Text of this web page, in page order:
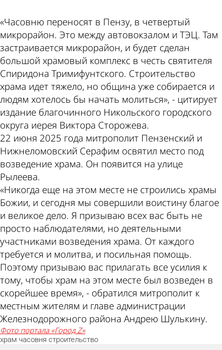
«Часовню переносят в Пензу, в четвертый
микрорайон. Это между автовокзалом и ТЭЦ. Там
застраивается микрорайон, и будет сделан
большой храмовый комплекс в честь святителя
Спиридона Тримифунтского. Строительство
храма идет тяжело, но община уже собирается и
людям хотелось бы начать молиться», - цитирует
издание благочинного Никольского городского
округа иерея Виктора Сторожева.
22 июня 2025 года митрополит Пензенский и
Нижнеломовский Серафим освятил место под
возведение храма. Он появится на улице
Рылеева.
«Никогда еще на этом месте не строились храмы
Божии, и сегодня мы совершили воистину благое
и великое дело. Я призываю всех вас быть не
просто наблюдателями, но деятельными
участниками возведения храма. От каждого
требуется и молитва, и посильная помощь.
Поэтому призываю вас прилагать все усилия к
тому, чтобы храм на этом месте был возведен в
скорейшее время», - обратился митрополит к
местным жителям и главе администрации
Железнодорожного района Андрею Шулькину.
фото портала «Город Z»
храм часовня строительство